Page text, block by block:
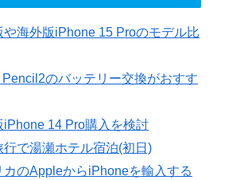
や海外版iPhone 15 Proのモデル比
のバッテリー交換がおすす
iPhone 14 Pro購入を検討
行で湯瀬ホテル宿泊(初日)
カのAppleからiPhoneを輸入する